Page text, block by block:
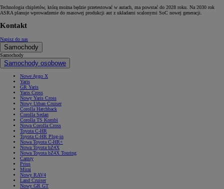
Technologia chipletów, którą można będzie przetestować w autach, ma powstać do 2028 roku. Na 2030 rok
ASRA planuje wprowadzenie do masowej produkcji aut z układami scalonymi SoC nowej generacji.
Kontakt
Napisz do nas
Samochody
Samochody
Samochody osobowe
Nowe Aygo X
Yaris
GR Yaris
Yaris Cross
Nowy Yaris Cross
Nowy Urban Cruiser
Corolla Hatchback
Corolla Sedan
Corolla TS Kombi
Nowa Corolla Cross
Toyota C-HR
Toyota C-HR Plug-in
Nowa Toyota C-HR+
Nowa Toyota bZ4X
Nowa Toyota bZ4X Touring
Camry
Prius
Mirai
Nowy RAV4
Land Cruiser
Nowy GR GT